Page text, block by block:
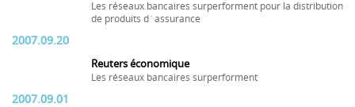
Les réseaux bancaires surperforment pour la distribution
de produits d´assurance
2007.09.20
Reuters économique
Les réseaux bancaires surperforment
2007.09.01